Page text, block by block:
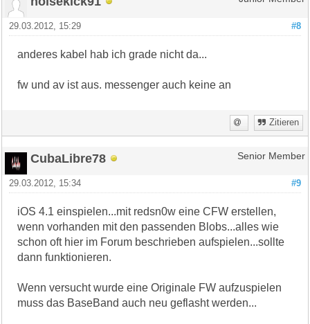
#8
29.03.2012, 15:29
anderes kabel hab ich grade nicht da...
fw und av ist aus. messenger auch keine an
Zitieren
CubaLibre78 Senior Member
#9
29.03.2012, 15:34
iOS 4.1 einspielen...mit redsn0w eine CFW erstellen,
wenn vorhanden mit den passenden Blobs...alles wie
schon oft hier im Forum beschrieben aufspielen...sollte
dann funktionieren.
Wenn versucht wurde eine Originale FW aufzuspielen
muss das BaseBand auch neu geflasht werden...